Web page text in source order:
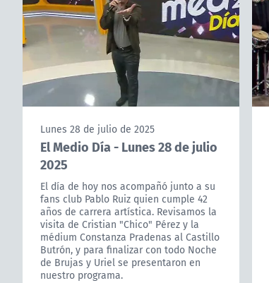
Lunes 28 de julio de 2025
El Medio Día - Lunes 28 de julio
2025
El día de hoy nos acompañó junto a su
fans club Pablo Ruiz quien cumple 42
años de carrera artística. Revisamos la
visita de Cristian "Chico" Pérez y la
médium Constanza Pradenas al Castillo
Butrón, y para finalizar con todo Noche
de Brujas y Uriel se presentaron en
nuestro programa.